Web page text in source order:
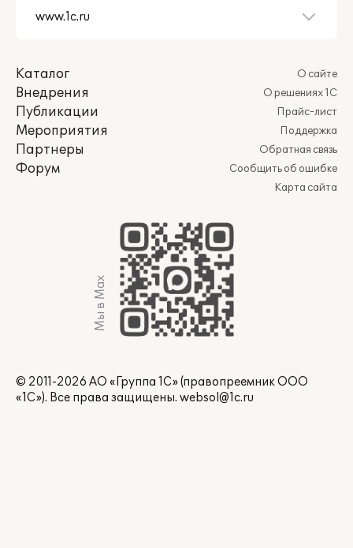
Каталог
Внедрения
Публикации
Мероприятия
Партнеры
Форум
О сайте
О решениях 1С
Прайс-лист
Поддержка
Обратная связь
Сообщить об ошибке
Карта сайта
Мы в Max
© 2011-2026 АО «Группа 1С» (правопреемник ООО
«1С»). Все права защищены. websol@1c.ru